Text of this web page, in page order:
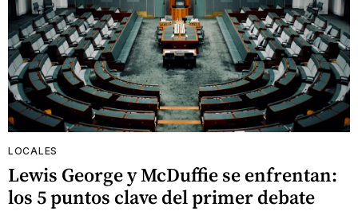
LOCALES
Lewis George y McDuffie se enfrentan:
los 5 puntos clave del primer debate